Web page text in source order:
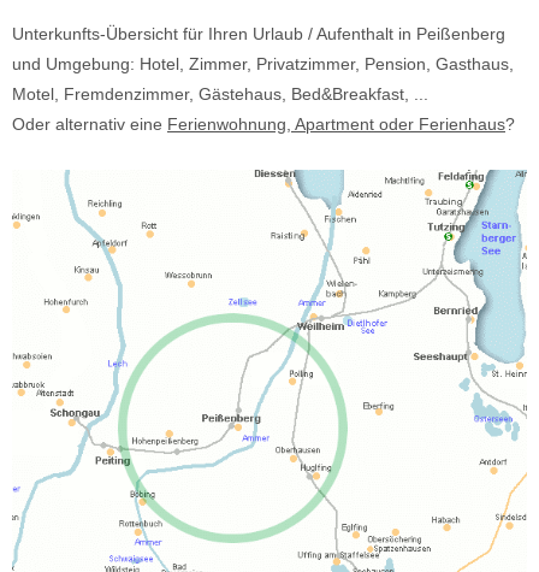
Unterkunfts-Übersicht für Ihren Urlaub / Aufenthalt in Peißenberg
und Umgebung: Hotel, Zimmer, Privatzimmer, Pension, Gasthaus,
Motel, Fremdenzimmer, Gästehaus, Bed&Breakfast, ...
Oder alternativ eine Ferienwohnung, Apartment oder Ferienhaus?